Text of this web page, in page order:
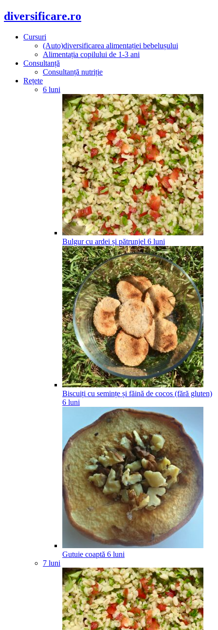
diversificare.ro
Cursuri
(Auto)diversificarea alimentației bebelușului
Alimentația copilului de 1-3 ani
Consultanță
Consultanță nutriție
Rețete
6 luni
Bulgur cu ardei și pătrunjel 6 luni
Biscuiți cu semințe și făină de cocos (fără gluten)
6 luni
Gutuie coaptă 6 luni
7 luni